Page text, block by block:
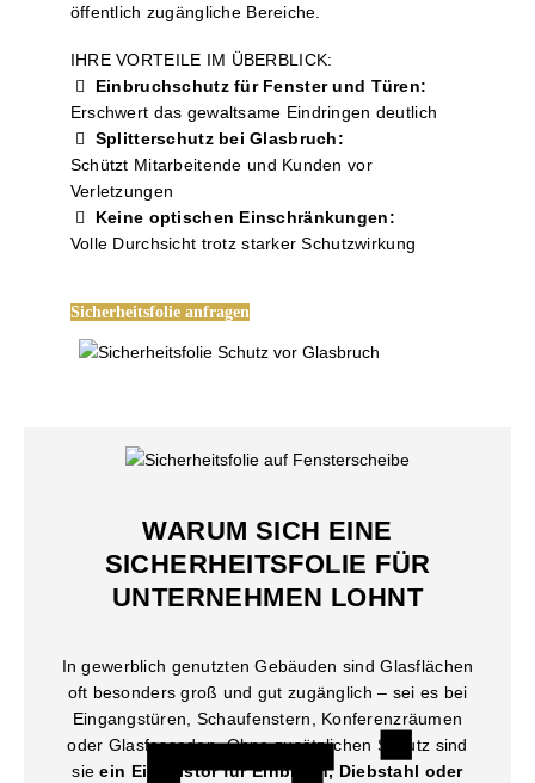
öffentlich zugängliche Bereiche.
IHRE VORTEILE IM ÜBERBLICK:
Einbruchschutz für Fenster und Türen:
Erschwert das gewaltsame Eindringen deutlich
Splitterschutz bei Glasbruch:
Schützt Mitarbeitende und Kunden vor
Verletzungen
Keine optischen Einschränkungen:
Volle Durchsicht trotz starker Schutzwirkung
Sicherheitsfolie anfragen
WARUM SICH EINE
SICHERHEITSFOLIE FÜR
UNTERNEHMEN LOHNT
In gewerblich genutzten Gebäuden sind Glasflächen
oft besonders groß und gut zugänglich – sei es bei
Eingangstüren, Schaufenstern, Konferenzräumen
oder Glasfassaden. Ohne zusätzlichen Schutz sind
sie ein Einfallstor für Einbruch, Diebstahl oder